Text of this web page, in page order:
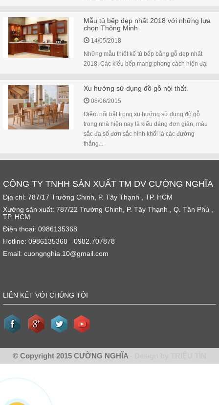
Mẫu tủ bếp đẹp nhất 2018 với những lựa
chọn Thông Minh
14/05/2018
Những mẫu thiết kế tủ bếp bằng gỗ đẹp nhất
2018. Các kiểu bếp mang phong cách hiện đại
Xu hướng sử dụng đồ gỗ nội thất
08/06/2015
Điểm nổi bật trong xu hướng sử dụng đồ gỗ
trong nhà hiện nay là kiểu dáng đơn giản, màu
sắc đa số đơn sắc hình khối là các đường
thẳng...
CÔNG TY TNHH SẢN XUẤT TM DV CƯỜNG NGHĨA
Địa chỉ: 787/17 Trường Chinh, P. Tây Thạnh , TP. HCM
Xưởng sản xuất: 787/22 Trường Chinh, P. Tây Thạnh , Q. Tân Phú ,
TP. HCM
Điện thoại: 0986135368
Hotline: 0986135368 - 0982.707878
Email: cuongnghia.10@gmail.com
LIÊN KẾT VỚI CHÚNG TÔI
© Copyright 2015 CƯỜNG NGHĨA